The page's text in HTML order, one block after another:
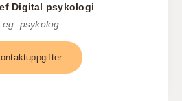
Digital psykologi
psykolog